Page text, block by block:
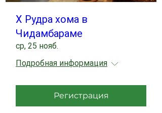
X Рудра хома в
Чидамбараме
ср, 25 нояб.
Подробная информация
Регистрация